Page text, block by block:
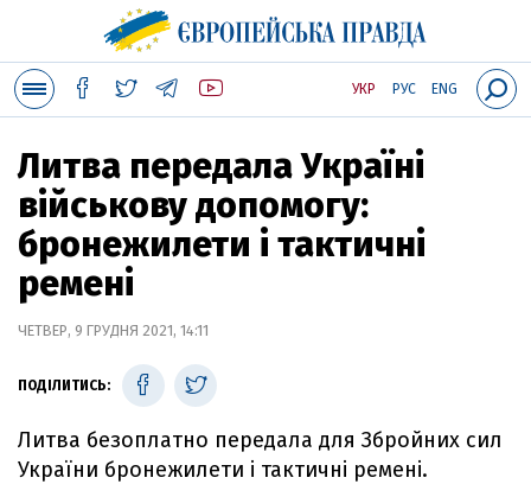
УКР РУС ENG
Литва передала Україні
військову допомогу:
бронежилети і тактичні
ремені
ЧЕТВЕР, 9 ГРУДНЯ 2021, 14:11
ПОДІЛИТИСЬ:
Литва безоплатно передала для Збройних сил
України бронежилети і тактичні ремені.